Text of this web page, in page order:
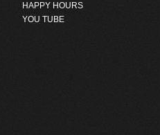
HAPPY HOURS
YOU TUBE